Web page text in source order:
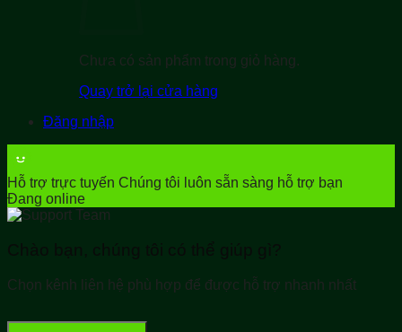
Chưa có sản phẩm trong giỏ hàng.
Quay trở lại cửa hàng
Đăng nhập
Hỗ trợ trực tuyến Chúng tôi luôn sẵn sàng hỗ trợ bạn
Đang online
Chào bạn, chúng tôi có thể giúp gì?
Chọn kênh liên hệ phù hợp để được hỗ trợ nhanh nhất